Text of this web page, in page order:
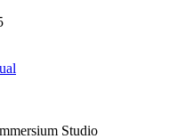
Studio